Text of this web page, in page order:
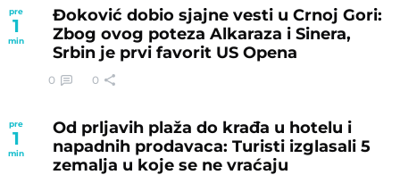
pre
1
min
Đoković dobio sjajne vesti u Crnoj Gori:
Zbog ovog poteza Alkaraza i Sinera,
Srbin je prvi favorit US Opena
0 0
pre
1
min
Od prljavih plaža do krađa u hotelu i
napadnih prodavaca: Turisti izglasali 5
zemalja u koje se ne vraćaju